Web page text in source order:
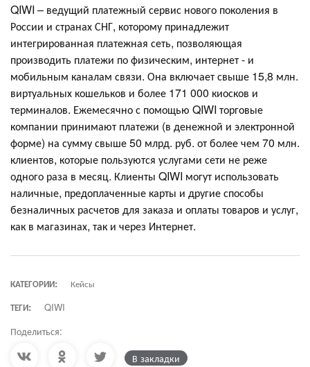
QIWI – ведущий платежный сервис нового поколения в
России и странах СНГ, которому принадлежит
интегрированная платежная сеть, позволяющая
производить платежи по физическим, интернет - и
мобильным каналам связи. Она включает свыше 15,8 млн.
виртуальных кошельков и более 171 000 киосков и
терминалов. Ежемесячно с помощью QIWI торговые
компании принимают платежи (в денежной и электронной
форме) на сумму свыше 50 млрд. руб. от более чем 70 млн.
клиентов, которые пользуются услугами сети не реже
одного раза в месяц. Клиенты QIWI могут использовать
наличные, предоплаченные карты и другие способы
безналичных расчетов для заказа и оплаты товаров и услуг,
как в магазинах, так и через Интернет.
КАТЕГОРИИ:
Кейсы
ТЕГИ:
QIWI
Поделиться:
В закладки